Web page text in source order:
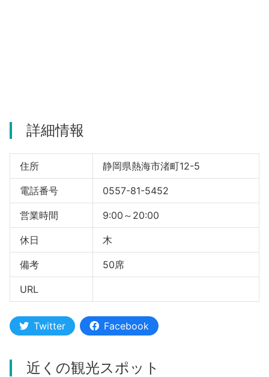
詳細情報
住所 静岡県熱海市渚町12-5
電話番号 0557-81-5452
営業時間 9:00～20:00
休日 木
備考 50席
URL
Twitter Facebook
近くの観光スポット